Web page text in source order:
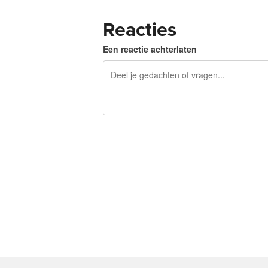
Reacties
Een reactie achterlaten